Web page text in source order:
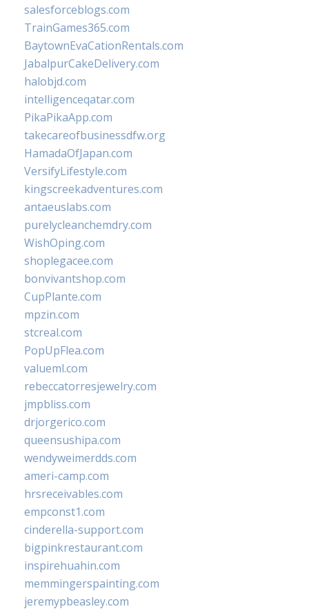
salesforceblogs.com
TrainGames365.com
BaytownEvaCationRentals.com
JabalpurCakeDelivery.com
halobjd.com
intelligenceqatar.com
PikaPikaApp.com
takecareofbusinessdfw.org
HamadaOfJapan.com
VersifyLifestyle.com
kingscreekadventures.com
antaeuslabs.com
purelycleanchemdry.com
WishOping.com
shoplegacee.com
bonvivantshop.com
CupPlante.com
mpzin.com
stcreal.com
PopUpFlea.com
valueml.com
rebeccatorresjewelry.com
jmpbliss.com
drjorgerico.com
queensushipa.com
wendyweimerdds.com
ameri-camp.com
hrsreceivables.com
empconst1.com
cinderella-support.com
bigpinkrestaurant.com
inspirehuahin.com
memmingerspainting.com
jeremypbeasley.com